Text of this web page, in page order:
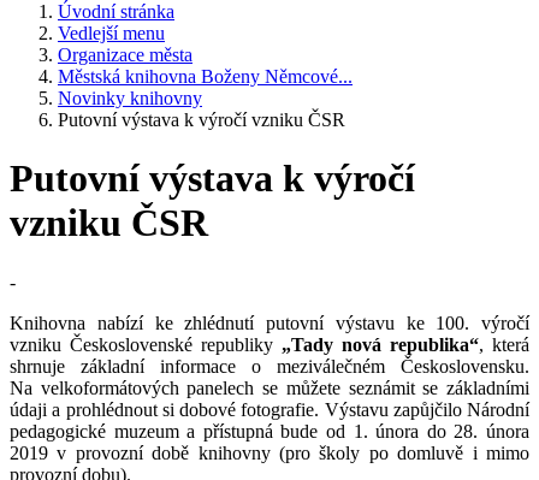
Úvodní stránka
Vedlejší menu
Organizace města
Městská knihovna Boženy Němcové...
Novinky knihovny
Putovní výstava k výročí vzniku ČSR
Putovní výstava k výročí
vzniku ČSR
-
Knihovna nabízí ke zhlédnutí putovní výstavu ke 100. výročí
vzniku Československé republiky „Tady nová republika“, která
shrnuje základní informace o meziválečném Československu.
Na velkoformátových panelech se můžete seznámit se základními
údaji a prohlédnout si dobové fotografie. Výstavu zapůjčilo Národní
pedagogické muzeum a přístupná bude od 1. února do 28. února
2019 v provozní době knihovny (pro školy po domluvě i mimo
provozní dobu).